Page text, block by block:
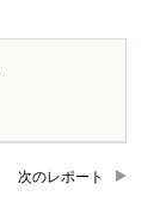
次のレポート